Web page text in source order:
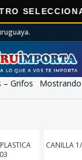
– Grifos
CANILLA